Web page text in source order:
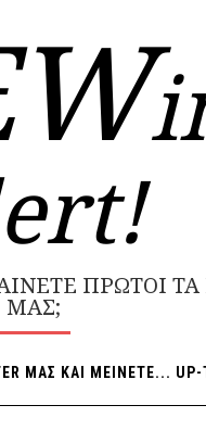
ΠΡΏΤΟΙ
ΜΑΣ;
ΜΑΣ ΚΑΙ ΜΕΙΝΕΤΕ... UP-